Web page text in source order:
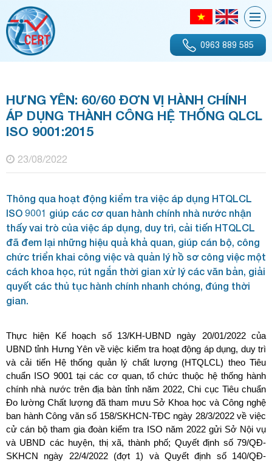
0963 889 585
HƯNG YÊN: 60/60 ĐƠN VỊ HÀNH CHÍNH
ÁP DỤNG THÀNH CÔNG HỆ THỐNG QLCL
ISO 9001:2015
23/08/2022
Thông qua hoạt động kiểm tra việc áp dụng HTQLCL
ISO 9001 giúp các cơ quan hành chính nhà nước nhận
thấy vai trò của việc áp dụng, duy trì, cải tiến HTQLCL
đã đem lại những hiệu quả khả quan, giúp cán bộ, công
chức triển khai công việc và quản lý hồ sơ công việc một
cách khoa học, rút ngắn thời gian xử lý các văn bản, giải
quyết các thủ tục hành chính nhanh chóng, đúng thời
gian.
Thực hiện Kế hoạch số 13/KH-UBND ngày 20/01/2022 của
UBND tỉnh Hưng Yên về việc kiểm tra hoạt động áp dụng, duy trì
và cải tiến Hệ thống quản lý chất lượng (HTQLCL) theo Tiêu
chuẩn ISO 9001 tại các cơ quan, tổ chức thuộc hệ thống hành
chính nhà nước trên địa bàn tỉnh năm 2022, Chi cục Tiêu chuẩn
Đo lường Chất lượng đã tham mưu Sở Khoa học và Công nghệ
ban hành Công văn số 158/SKHCN-TĐC ngày 28/3/2022 về việc
cử cán bộ tham gia đoàn kiểm tra ISO năm 2022 gửi Sở Nội vụ
và UBND các huyện, thị xã, thành phố; Quyết định số 79/QĐ-
SKHCN ngày 22/4/2022 (đợt 1) và Quyết định số 140/QĐ-